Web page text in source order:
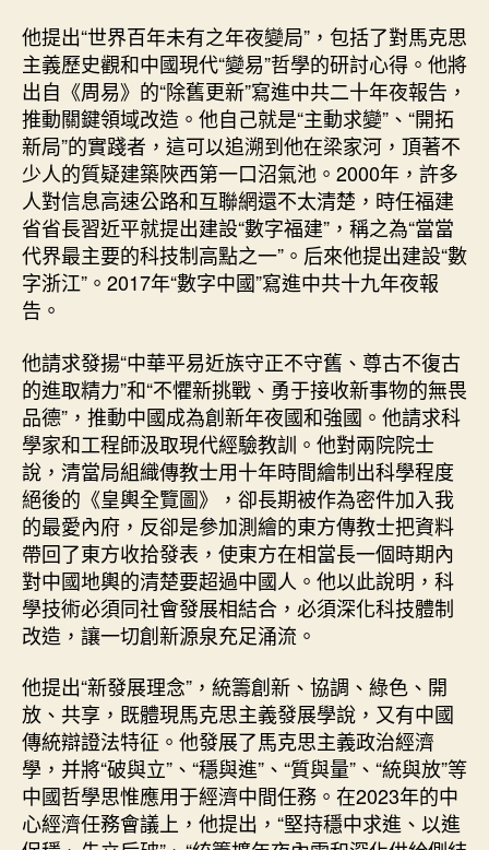
他提出“世界百年未有之年夜變局”，包括了對馬克思
主義歷史觀和中國現代“變易”哲學的研討心得。他將
出自《周易》的“除舊更新”寫進中共二十年夜報告，
推動關鍵領域改造。他自己就是“主動求變”、“開拓
新局”的實踐者，這可以追溯到他在梁家河，頂著不
少人的質疑建築陜西第一口沼氣池。2000年，許多
人對信息高速公路和互聯網還不太清楚，時任福建
省省長習近平就提出建設“數字福建”，稱之為“當當
代界最主要的科技制高點之一”。后來他提出建設“數
字浙江”。2017年“數字中國”寫進中共十九年夜報
告。
他請求發揚“中華平易近族守正不守舊、尊古不復古
的進取精力”和“不懼新挑戰、勇于接收新事物的無畏
品德”，推動中國成為創新年夜國和強國。他請求科
學家和工程師汲取現代經驗教訓。他對兩院院士
說，清當局組織傳教士用十年時間繪制出科學程度
絕後的《皇輿全覽圖》，卻長期被作為密件加入我
的最愛內府，反卻是參加測繪的東方傳教士把資料
帶回了東方收拾發表，使東方在相當長一個時期內
對中國地輿的清楚要超過中國人。他以此說明，科
學技術必須同社會發展相結合，必須深化科技體制
改造，讓一切創新源泉充足涌流。
他提出“新發展理念”，統籌創新、協調、綠色、開
放、共享，既體現馬克思主義發展學說，又有中國
傳統辯證法特征。他發展了馬克思主義政治經濟
學，并將“破與立”、“穩與進”、“質與量”、“統與放”等
中國哲學思惟應用于經濟中間任務。在2023年的中
心經濟任務會議上，他提出，“堅持穩中求進、以進